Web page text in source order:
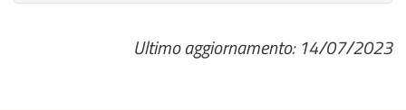
Ultimo aggiornamento: 14/07/2023